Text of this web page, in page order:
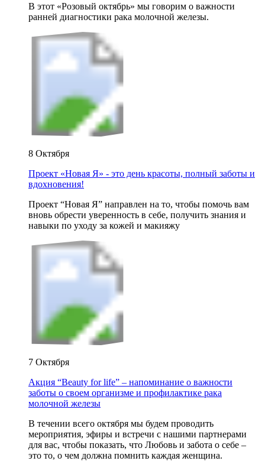
В этот «Розовый октябрь» мы говорим о важности
ранней диагностики рака молочной железы.
8 Октября
Проект «Новая Я» - это день красоты, полный заботы и
вдохновения!
Проект “Новая Я” направлен на то, чтобы помочь вам
вновь обрести уверенность в себе, получить знания и
навыки по уходу за кожей и макияжу
7 Октября
Акция “Beauty for life” – напоминание о важности
заботы о своем организме и профилактике рака
молочной железы
В течении всего октября мы будем проводить
мероприятия, эфиры и встречи с нашими партнерами
для вас, чтобы показать, что Любовь и забота о себе –
это то, о чем должна помнить каждая женщина.